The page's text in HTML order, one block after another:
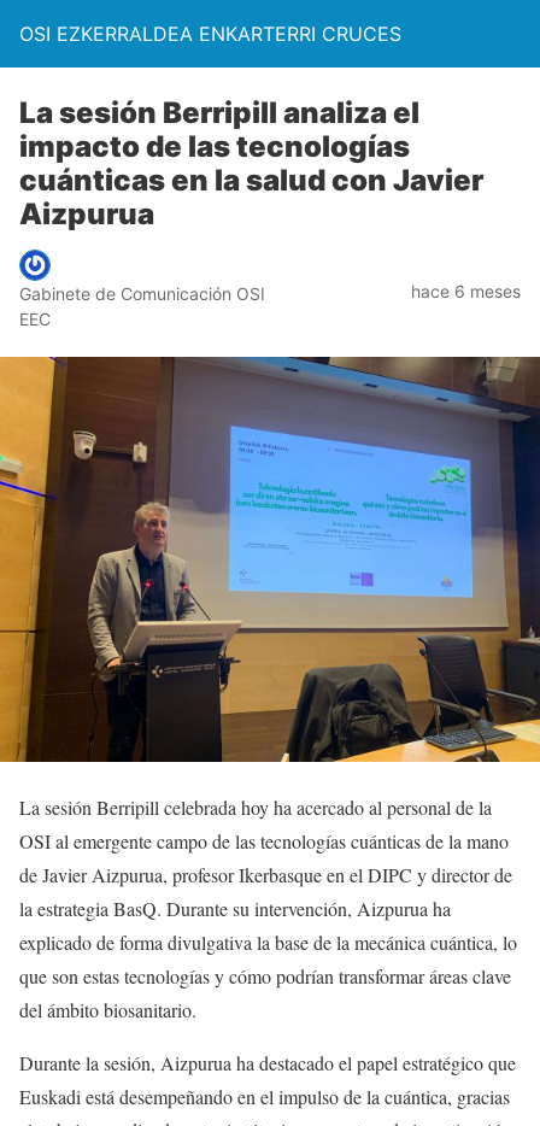
OSI EZKERRALDEA ENKARTERRI CRUCES
La sesión Berripill analiza el
impacto de las tecnologías
cuánticas en la salud con Javier
Aizpurua
Gabinete de Comunicación OSI
EEC
hace 6 meses
La sesión Berripill celebrada hoy ha acercado al personal de la
OSI al emergente campo de las tecnologías cuánticas de la mano
de Javier Aizpurua, profesor Ikerbasque en el DIPC y director de
la estrategia BasQ. Durante su intervención, Aizpurua ha
explicado de forma divulgativa la base de la mecánica cuántica, lo
que son estas tecnologías y cómo podrían transformar áreas clave
del ámbito biosanitario.
Durante la sesión, Aizpurua ha destacado el papel estratégico que
Euskadi está desempeñando en el impulso de la cuántica, gracias